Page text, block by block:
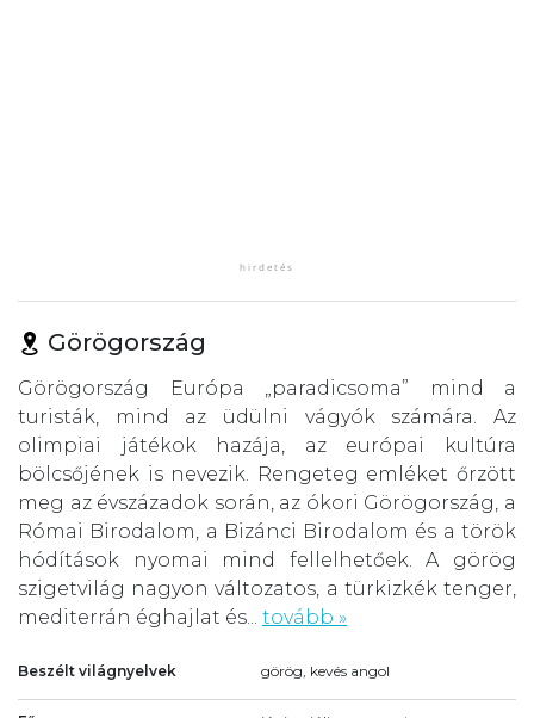
Görögország
Görögország Európa „paradicsoma” mind a
turisták, mind az üdülni vágyók számára. Az
olimpiai játékok hazája, az európai kultúra
bölcsőjének is nevezik. Rengeteg emléket őrzött
meg az évszázadok során, az ókori Görögország, a
Római Birodalom, a Bizánci Birodalom és a török
hódítások nyomai mind fellelhetőek. A görög
szigetvilág nagyon változatos, a türkizkék tenger,
mediterrán éghajlat és... tovább »
Beszélt világnyelvek görög, kevés angol